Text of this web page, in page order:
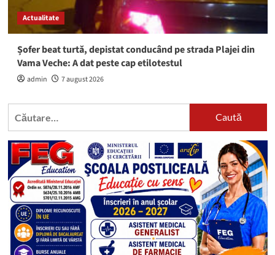
Actualitate
Șofer beat turtă, depistat conducând pe strada Plajei din
Vama Veche: A dat peste cap etilotestul
admin 7 august 2026